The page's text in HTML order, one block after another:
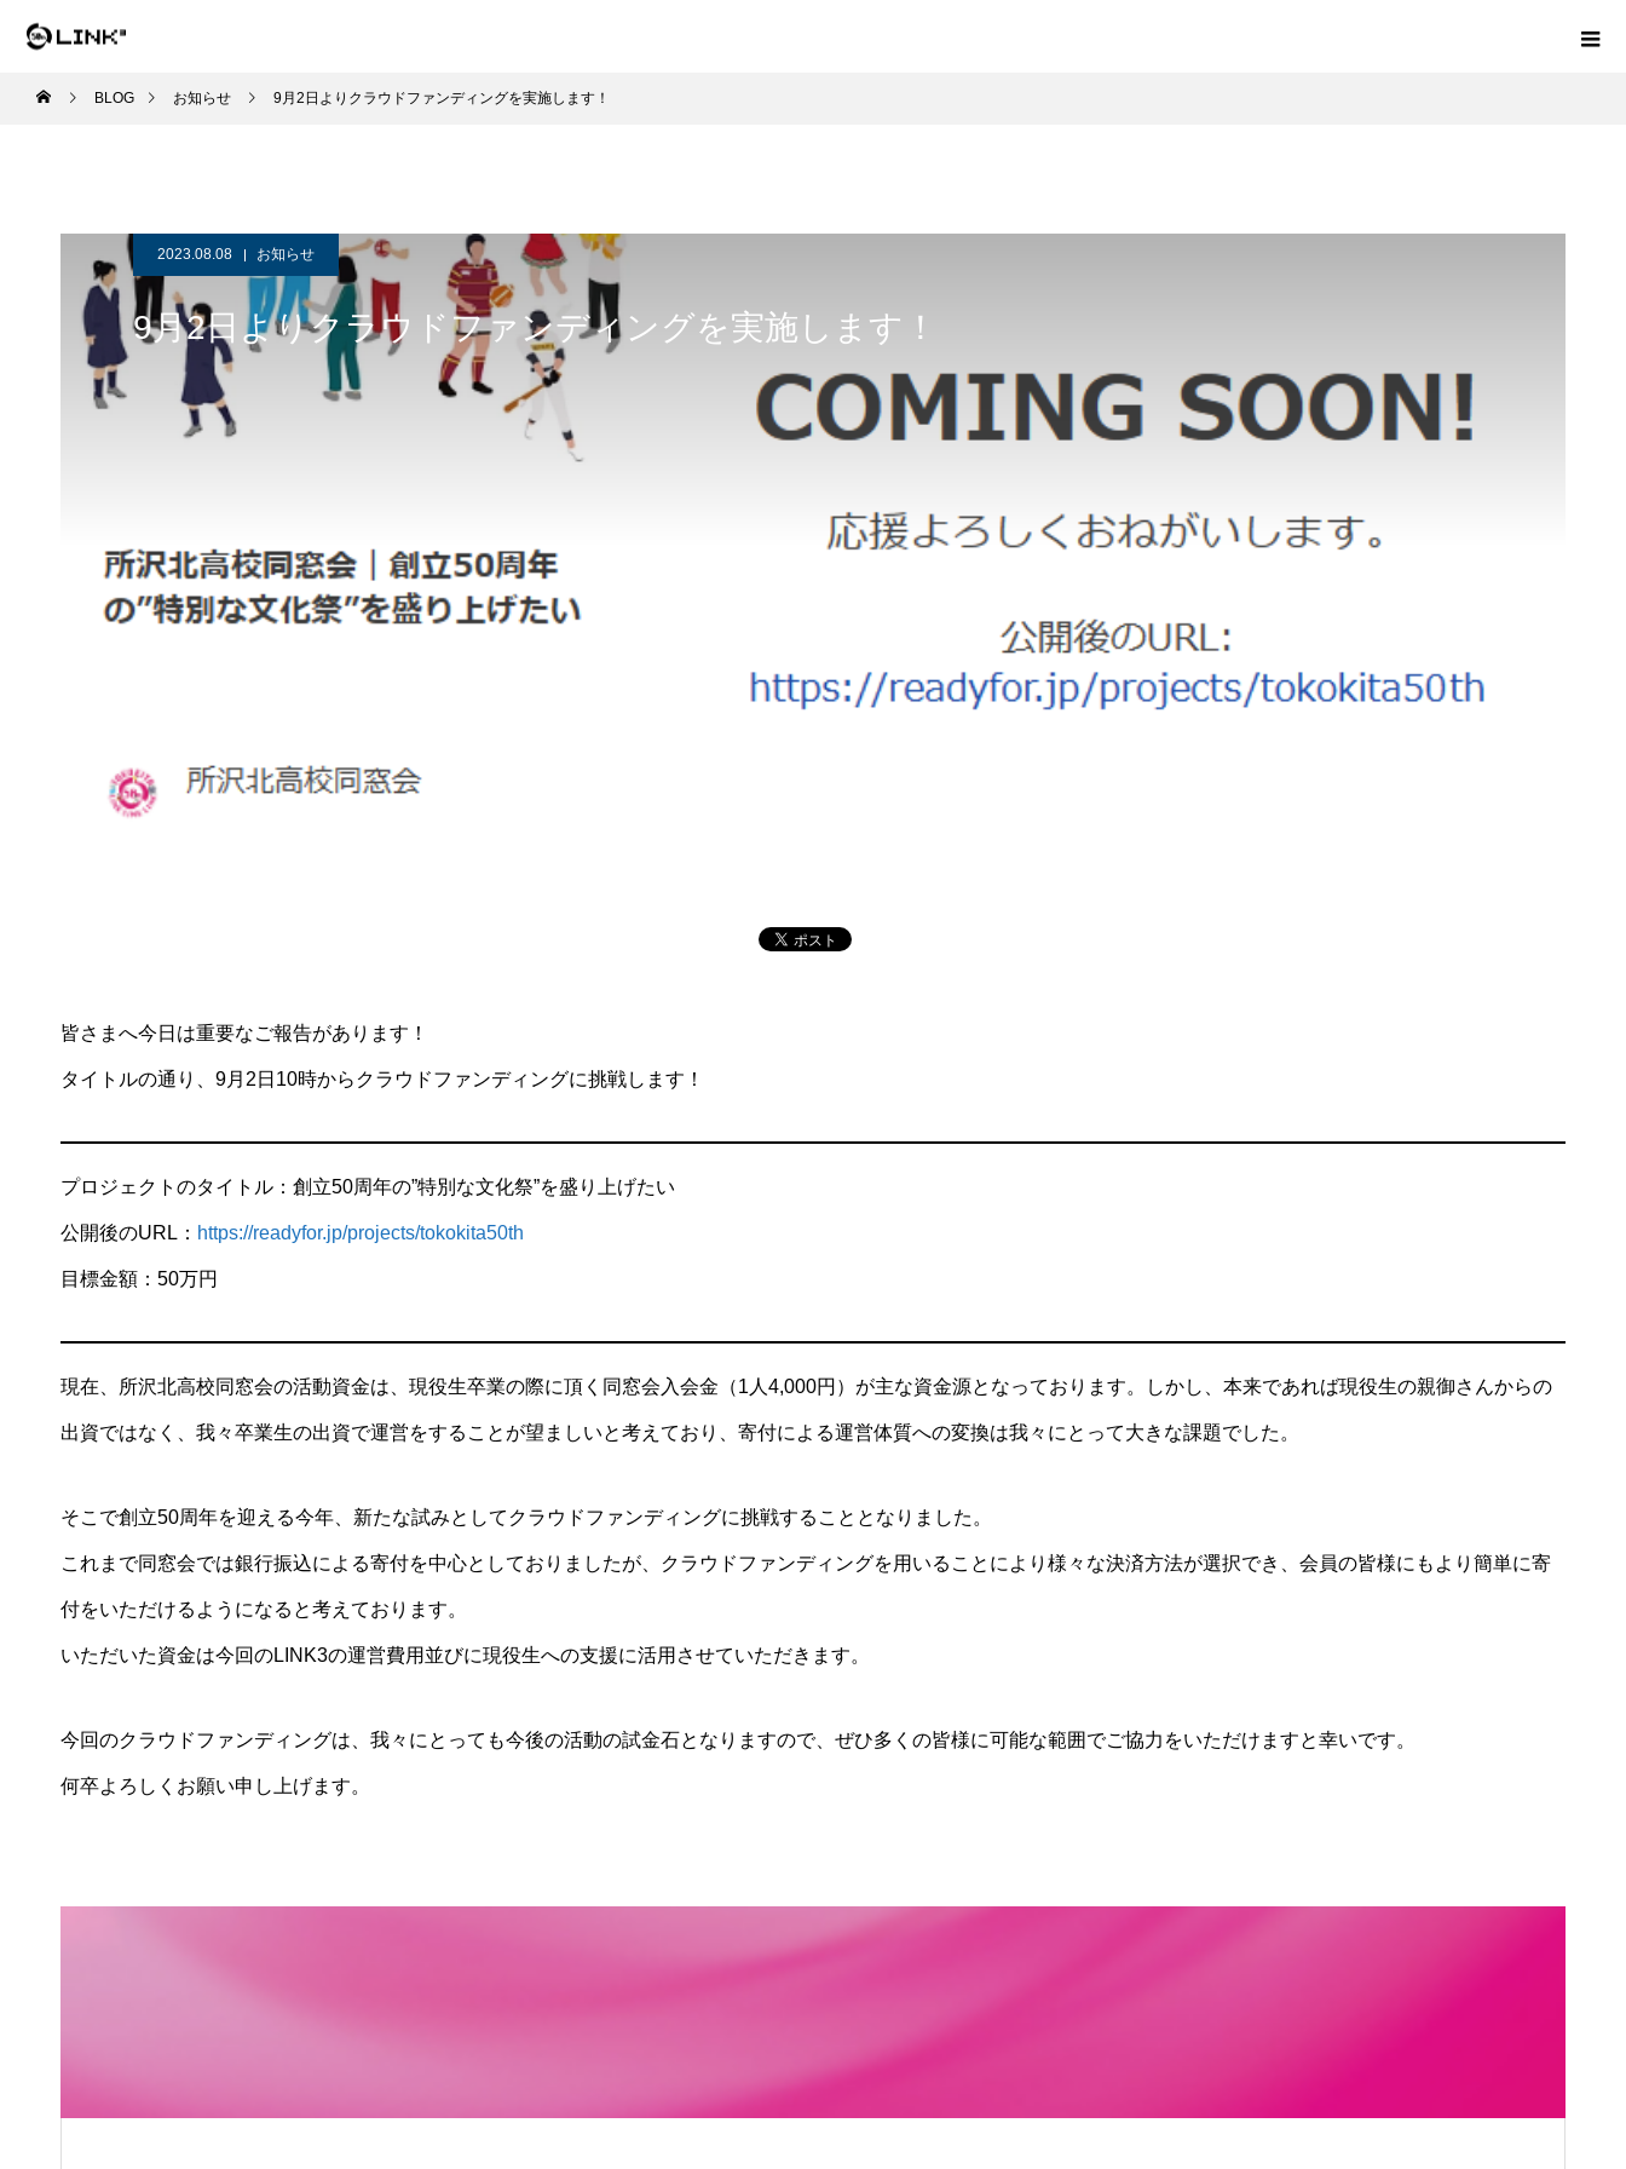
BLOG お知らせ 9月2日よりクラウドファンディングを実施します！
2023.08.08 お知らせ
9月2日よりクラウドファンディングを実施します！
皆さまへ今日は重要なご報告があります！
タイトルの通り、9月2日10時からクラウドファンディングに挑戦します！
プロジェクトのタイトル：創立50周年の”特別な文化祭”を盛り上げたい
公開後のURL： https://readyfor.jp/projects/tokokita50th
目標金額：50万円
現在、所沢北高校同窓会の活動資金は、現役生卒業の際に頂く同窓会入会金（1人4,000円）が主な資金源となっております。しかし、本来であれば現役生の親御さんからの
出資ではなく、我々卒業生の出資で運営をすることが望ましいと考えており、寄付による運営体質への変換は我々にとって大きな課題でした。
そこで創立50周年を迎える今年、新たな試みとしてクラウドファンディングに挑戦することとなりました。
これまで同窓会では銀行振込による寄付を中心としておりましたが、クラウドファンディングを用いることにより様々な決済方法が選択でき、会員の皆様にもより簡単に寄
付をいただけるようになると考えております。
いただいた資金は今回のLINK3の運営費用並びに現役生への支援に活用させていただきます。
今回のクラウドファンディングは、我々にとっても今後の活動の試金石となりますので、ぜひ多くの皆様に可能な範囲でご協力をいただけますと幸いです。
何卒よろしくお願い申し上げます。